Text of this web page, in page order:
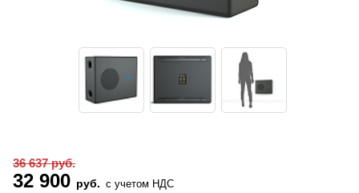
36 637 руб.
32 900 руб. с учетом НДС